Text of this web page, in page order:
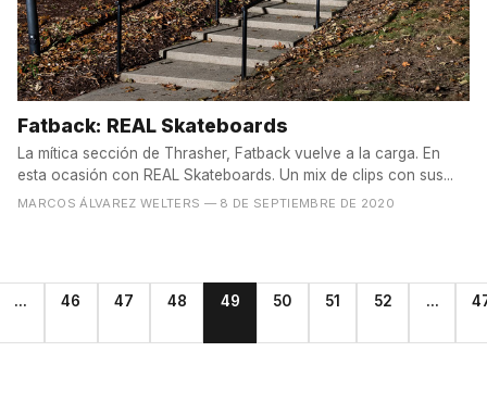
Fatback: REAL Skateboards
La mítica sección de Thrasher, Fatback vuelve a la carga. En
esta ocasión con REAL Skateboards. Un mix de clips con sus...
MARCOS ÁLVAREZ WELTERS — 8 DE SEPTIEMBRE DE 2020
... 46 47 48 49 50 51 52 ...